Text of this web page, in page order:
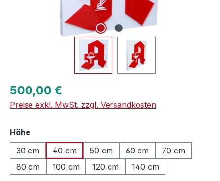
Regulärer Preis:
500,00 €
Preise exkl. MwSt. zzgl. Versandkosten
Höheauswählen
30 cm
40 cm 50 cm 60 cm
70 cm
80 cm
100 cm 120 cm 140 cm